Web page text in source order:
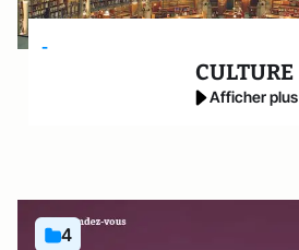
-
CULTURE
Afficher plus
4